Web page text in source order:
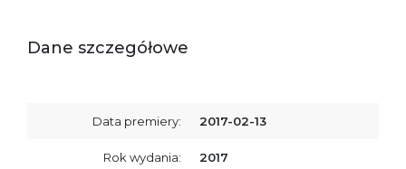
Dane szczegółowe
Data premiery: 2017-02-13
Rok wydania: 2017